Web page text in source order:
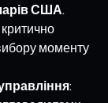
США.
моменту
: